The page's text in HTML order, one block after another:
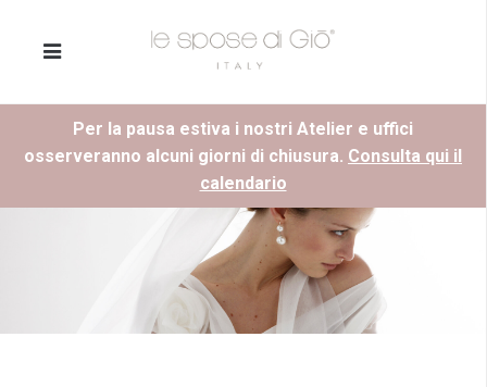
Per la pausa estiva i nostri Atelier e uffici
osserveranno alcuni giorni di chiusura. Consulta qui il
calendario